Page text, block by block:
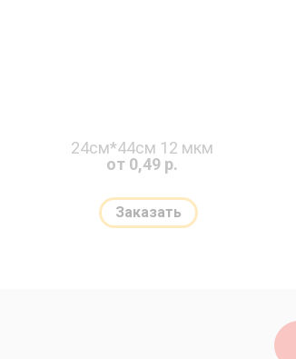
24см*44см 12 мкм
от 0,49 р.
Заказать